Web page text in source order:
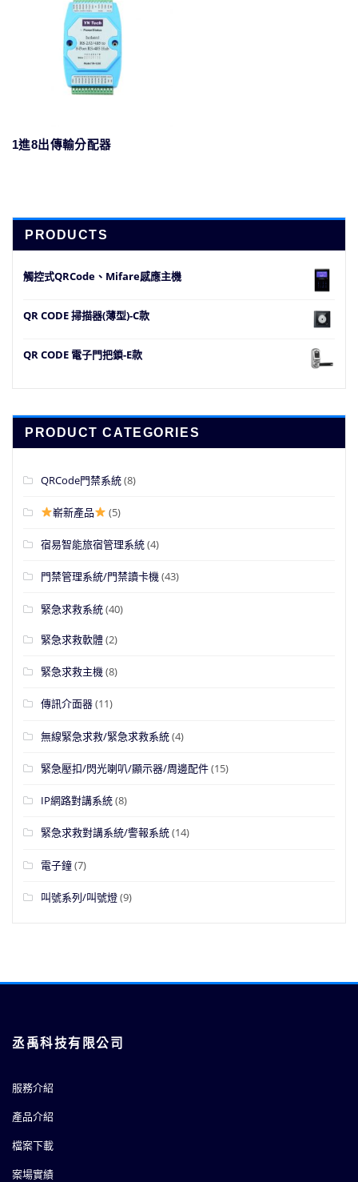
1進8出傳輸分配器
PRODUCTS
觸控式QRCode、Mifare感應主機
QR CODE 掃描器(薄型)-C款
QR CODE 電子門把鎖-E款
PRODUCT CATEGORIES
QRCode門禁系統(8)
嶄新產品 (5)
宿易智能旅宿管理系統(4)
門禁管理系統/門禁讀卡機(43)
緊急求救系統(40)
緊急求救軟體(2)
緊急求救主機(8)
傳訊介面器(11)
無線緊急求救/緊急求救系統(4)
緊急壓扣/閃光喇叭/顯示器/周邊配件(15)
IP網路對講系統(8)
緊急求救對講系統/警報系統(14)
電子鐘(7)
叫號系列/叫號燈(9)
丞禹科技有限公司
服務介紹
產品介紹
檔案下載
案場實績